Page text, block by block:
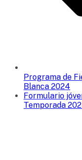
Programa de
Blanca 2024
Formulario
Temporada